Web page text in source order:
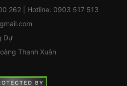
262 | Hotline: 0903 517 513
Dự
Thanh Xuân